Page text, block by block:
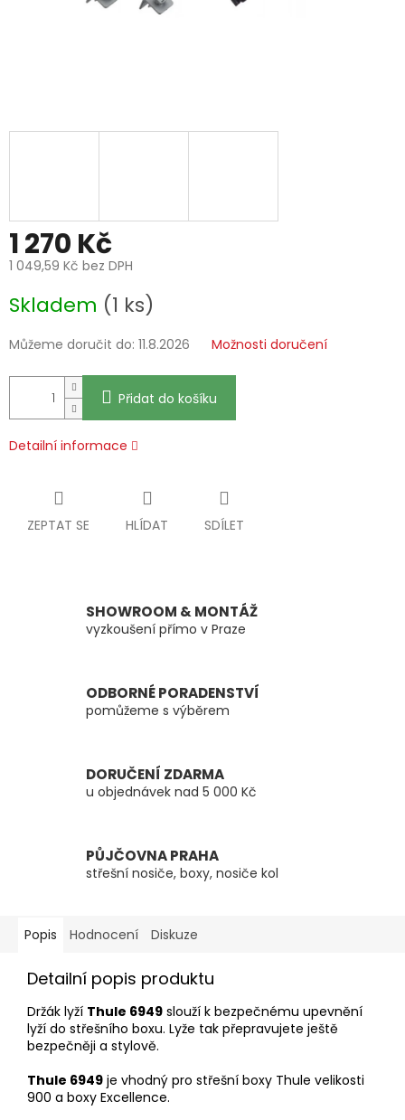
1 270 Kč
1 049,59 Kč bez DPH
cena:
Skladem (1 ks)
Můžeme doručit do: 11.8.2026 Možnosti doručení
Přidat do košíku
Detailní informace
ZEPTAT SE HLÍDAT SDÍLET
SHOWROOM & MONTÁŽ
vyzkoušení přímo v Praze
ODBORNÉ PORADENSTVÍ
pomůžeme s výběrem
DORUČENÍ ZDARMA
u objednávek nad 5 000 Kč
PŮJČOVNA PRAHA
střešní nosiče, boxy, nosiče kol
Popis Hodnocení Diskuze
Detailní popis produktu
Držák lyží Thule 6949 slouží k bezpečnému upevnění
lyží do střešního boxu. Lyže tak přepravujete ještě
bezpečněji a stylově.
Thule 6949 je vhodný pro střešní boxy Thule velikosti
900 a boxy Excellence.